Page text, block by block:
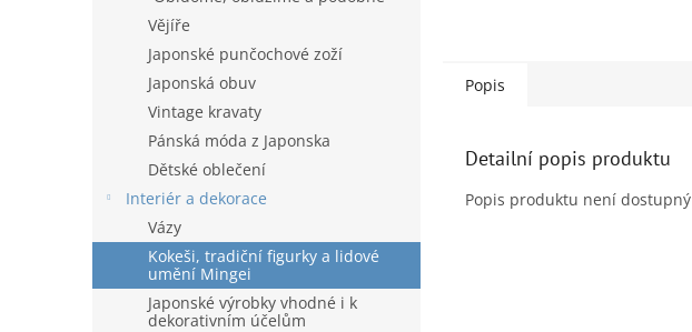
Vějíře
Japonské punčochové zoží
Japonská obuv
Vintage kravaty
Pánská móda z Japonska
Dětské oblečení
Interiér a dekorace
Vázy
Kokeši, tradiční figurky a lidové
umění Mingei
Japonské výrobky vhodné i k
dekorativním účelům
Popis
Detailní popis produktu
Popis produktu není dostupný